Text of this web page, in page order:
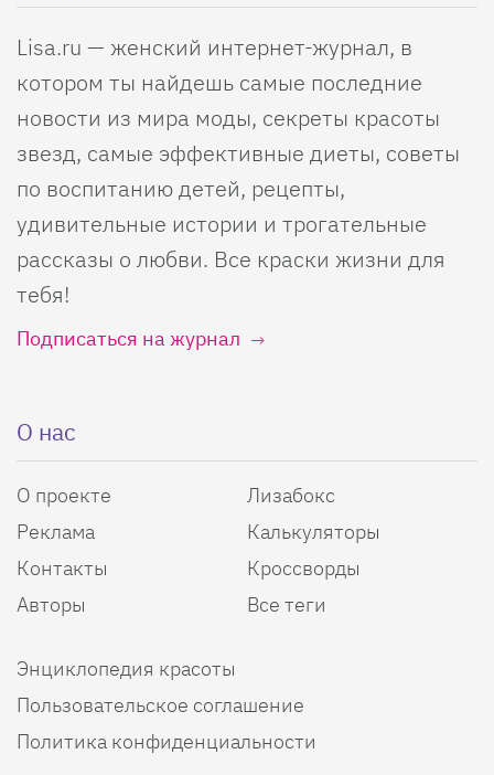
Lisa.ru — женский интернет-журнал, в
котором ты найдешь самые последние
новости из мира моды, секреты красоты
звезд, самые эффективные диеты, советы
по воспитанию детей, рецепты,
удивительные истории и трогательные
рассказы о любви. Все краски жизни для
тебя!
Подписаться на журнал
О нас
О проекте
Реклама
Контакты
Авторы
Лизабокс
Калькуляторы
Кроссворды
Все теги
Энциклопедия красоты
Пользовательское соглашение
Политика конфиденциальности